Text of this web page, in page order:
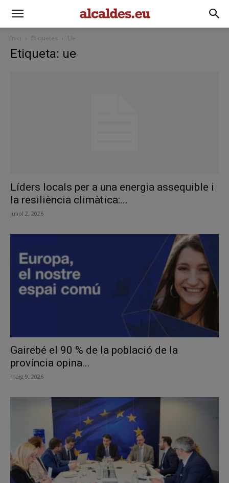
Inici Etiquetes Ue
Etiqueta: ue
Líders locals per a una energia assequible i
la resiliència climàtica:...
juliol 2, 2026
Gairebé el 90 % de la població de la
província opina...
maig 9, 2026